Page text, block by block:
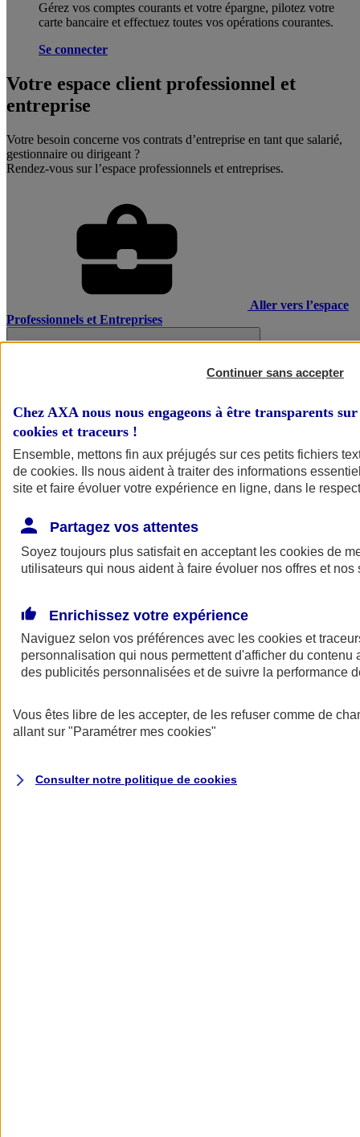
Gérez vos comptes courants et votre épargne, pilotez votre
carte bancaire et effectuez toutes vos opérations courantes.
Se connecter
Votre espace client professionnel et
entreprise
Votre besoin concerne vos contrats d’entreprise en tant que salarié,
gestionnaire ou dirigeant ?
Rendez-vous sur l’espace professionnels et entreprises.
Aller vers l’espace
Professionnels et Entreprises
AXA Assurance
Continuer sans accepter
Chez AXA nous nous engageons à être transparents
cookies et traceurs !
Ensemble, mettons fin aux préjugés sur ces petits fichiers
de cookies. Ils nous aident à traiter des informations
site et faire évoluer votre expérience en ligne, dans le
Partagez vos attentes
Soyez toujours plus satisfait en acceptant les cookies de
utilisateurs qui nous aident à faire évoluer nos offres et nos
Enrichissez votre expérience
Naviguez selon vos préférences avec les cookies et
personnalisation qui nous permettent d'afficher du contenu
des publicités personnalisées et de suivre la performance
Vous êtes libre de les accepter, de les refuser comme de
allant sur "Paramétrer mes cookies"
Consulter notre politique de cookies